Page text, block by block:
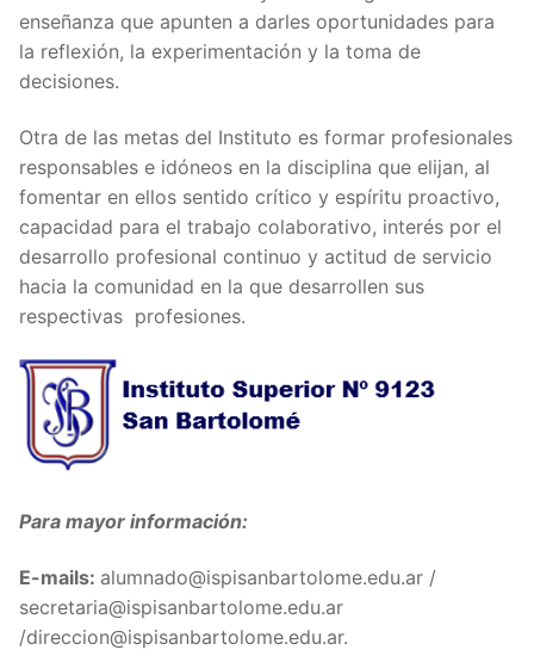
enseñanza que apunten a darles oportunidades para
la reflexión, la experimentación y la toma de
decisiones.
Otra de las metas del Instituto es formar profesionales
responsables e idóneos en la disciplina que elijan, al
fomentar en ellos sentido crítico y espíritu proactivo,
capacidad para el trabajo colaborativo, interés por el
desarrollo profesional continuo y actitud de servicio
hacia la comunidad en la que desarrollen sus
respectivas profesiones.
Para mayor información:
E-mails: alumnado@ispisanbartolome.edu.ar /
secretaria@ispisanbartolome.edu.ar
/direccion@ispisanbartolome.edu.ar.